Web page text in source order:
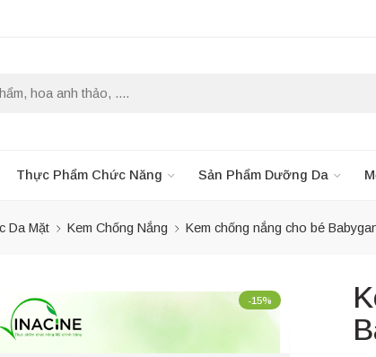
Thực Phẩm Chức Năng Sản Phẩm Dưỡng Da
Da Mặt Kem Chống Nắng Kem chống nắng cho bé
-15%